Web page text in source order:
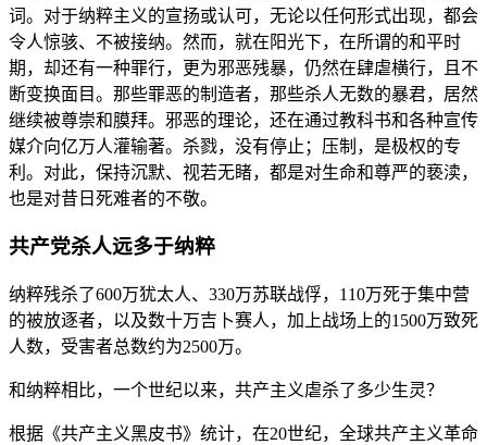
词。对于纳粹主义的宣扬或认可，无论以任何形式出现，都会
令人惊骇、不被接纳。然而，就在阳光下，在所谓的和平时
期，却还有一种罪行，更为邪恶残暴，仍然在肆虐横行，且不
断变换面目。那些罪恶的制造者，那些杀人无数的暴君，居然
继续被尊崇和膜拜。邪恶的理论，还在通过教科书和各种宣传
媒介向亿万人灌输著。杀戮，没有停止；压制，是极权的专
利。对此，保持沉默、视若无睹，都是对生命和尊严的亵渎，
也是对昔日死难者的不敬。
共产党杀人远多于纳粹
纳粹残杀了600万犹太人、330万苏联战俘，110万死于集中营
的被放逐者，以及数十万吉卜赛人，加上战场上的1500万致死
人数，受害者总数约为2500万。
和纳粹相比，一个世纪以来，共产主义虐杀了多少生灵？
根据《共产主义黑皮书》统计，在20世纪，全球共产主义革命